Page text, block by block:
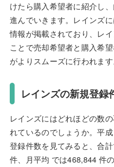
けたら購入希望者に紹介し
進んでいきます。レインズ
情報が掲載されており、レ
ことで売却希望者と購入希
がよりスムーズに行われます
レインズの新規登録
レインズにはどれほどの数
れているのでしょうか。平
登録件数を見てみると、合
件、月平均 では468,844 件